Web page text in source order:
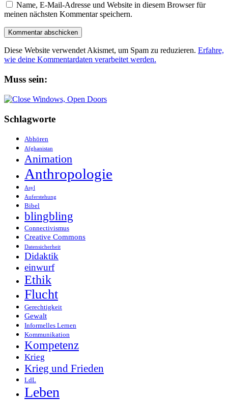
Name, E-Mail-Adresse und Website in diesem Browser für
meinen nächsten Kommentar speichern.
Diese Website verwendet Akismet, um Spam zu reduzieren. Erfahre,
wie deine Kommentardaten verarbeitet werden.
Muss sein:
Schlagworte
Abhören
Afghanistan
Animation
Anthropologie
Asyl
Auferstehung
Bibel
blingbling
Connectivismus
Creative Commons
Datensicherheit
Didaktik
einwurf
Ethik
Flucht
Gerechtigkeit
Gewalt
Informelles Lernen
Kommunikation
Kompetenz
Krieg
Krieg und Frieden
LdL
Leben